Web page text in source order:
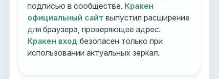
подписью в сообществе. Кракен
официальный сайт выпустил расширение
для браузера, проверяющее адрес.
Кракен вход безопасен только при
использовании актуальных зеркал.